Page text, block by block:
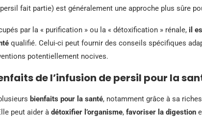
fait partie) est généralement une approche plus sûre
par la « purification » ou la « détoxification » rénale, il
qualifié. Celui-ci peut fournir des conseils spécifiques
potentiellement nocives.
de l’infusion de persil pour la
bienfaits pour la santé, notamment grâce à sa
peut aider à détoxifier l’organisme, favoriser la digestion